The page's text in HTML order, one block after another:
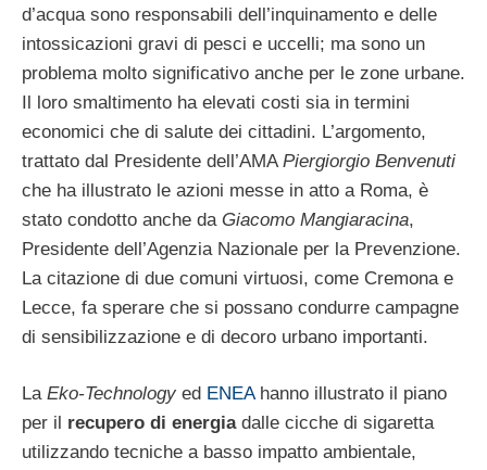
d’acqua sono responsabili dell’inquinamento e delle
intossicazioni gravi di pesci e uccelli; ma sono un
problema molto significativo anche per le zone urbane.
Il loro smaltimento ha elevati costi sia in termini
economici che di salute dei cittadini. L’argomento,
trattato dal Presidente dell’AMA Piergiorgio Benvenuti
che ha illustrato le azioni messe in atto a Roma, è
stato condotto anche da Giacomo Mangiaracina,
Presidente dell’Agenzia Nazionale per la Prevenzione.
La citazione di due comuni virtuosi, come Cremona e
Lecce, fa sperare che si possano condurre campagne
di sensibilizzazione e di decoro urbano importanti.
La Eko-Technology ed ENEAhanno illustrato il piano
per il recupero di energiadalle cicche di sigaretta
utilizzando tecniche a basso impatto ambientale,